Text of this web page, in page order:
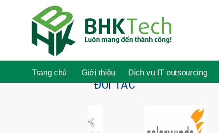
Trang chủ Giới thiệu Dịch vụ IT outsourcing
ĐỐI TÁC